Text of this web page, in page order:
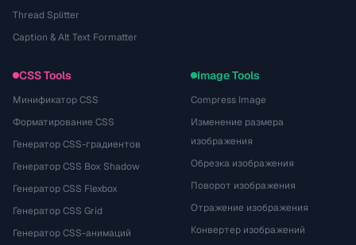
Thread Splitter
Caption & Alt Text Formatter
CSS Tools
Минификатор CSS
Форматирование CSS
Генератор CSS-градиентов
Генератор CSS Box Shadow
Генератор CSS Flexbox
Генератор CSS Grid
Генератор CSS-анимаций
Image Tools
Compress Image
Изменение размера
изображения
Обрезка изображения
Поворот изображения
Отражение изображения
Конвертер изображений